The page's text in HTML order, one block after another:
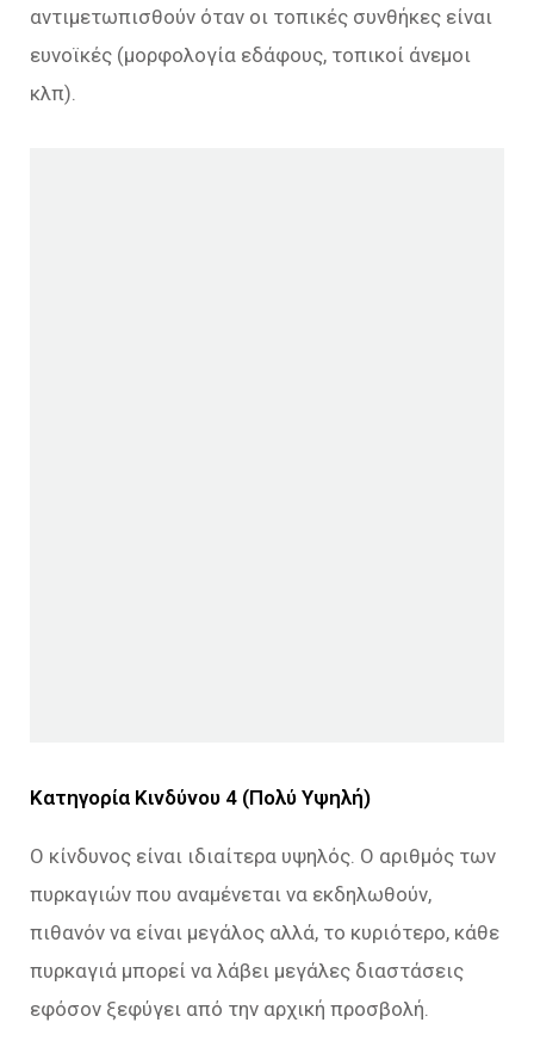
αντιμετωπισθούν όταν οι τοπικές συνθήκες είναι
ευνοϊκές (μορφολογία εδάφους, τοπικοί άνεμοι
κλπ).
Κατηγορία Κινδύνου 4 (Πολύ Υψηλή)
Ο κίνδυνος είναι ιδιαίτερα υψηλός. Ο αριθμός των
πυρκαγιών που αναμένεται να εκδηλωθούν,
πιθανόν να είναι μεγάλος αλλά, το κυριότερο, κάθε
πυρκαγιά μπορεί να λάβει μεγάλες διαστάσεις
εφόσον ξεφύγει από την αρχική προσβολή.